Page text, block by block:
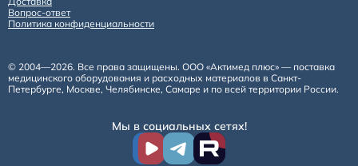
Вопрос-ответ
Политика конфиденциальности
© 2004—2026. Все права защищены. ООО «Актимед плюс» — поставка
медицинского оборудования и расходных материалов в Санкт-
Петербурге, Москве, Челябинске, Самаре и по всей территории России.
Мы в социальных сетях!